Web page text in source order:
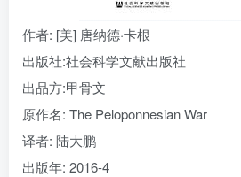
作者: [美] 唐纳德·卡根
出版社:社会科学文献出版社
出品方:甲骨文
原作名: The Peloponnesian War
译者: 陆大鹏
出版年: 2016-4